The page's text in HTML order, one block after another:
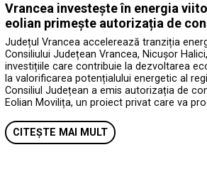
Vrancea investește în energia
eolian primește autorizația de
Județul Vrancea accelerează tranziția
Consiliului Județean Vrancea, Nicușor
investițiile care contribuie la dezvoltarea
la valorificarea potențialului energetic al
Consiliul Județean a emis autorizația de
Eolian Movilița, un proiect privat care va
CITEȘTE MAI MULT